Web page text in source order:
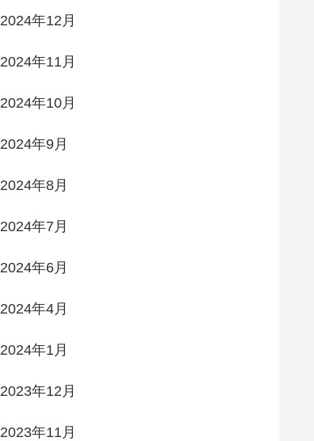
2024年12月
2024年11月
2024年10月
2024年9月
2024年8月
2024年7月
2024年6月
2024年4月
2024年1月
2023年12月
2023年11月